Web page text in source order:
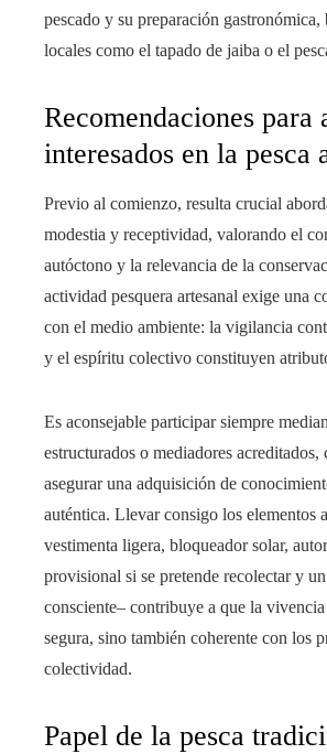
pescado y su preparación gastronómica,
locales como el tapado de jaiba o el
Recomendaciones para
interesados en la pesca
Previo al comienzo, resulta crucial
modestia y receptividad, valorando el
autóctono y la relevancia de la
actividad pesquera artesanal exige una
con el medio ambiente: la vigilancia
y el espíritu colectivo constituyen
Es aconsejable participar siempre
estructurados o mediadores
asegurar una adquisición de
auténtica. Llevar consigo los elementos
vestimenta ligera, bloqueador solar,
provisional si se pretende recolectar y
consciente– contribuye a que la
segura, sino también coherente con los
colectividad.
Papel de la pesca